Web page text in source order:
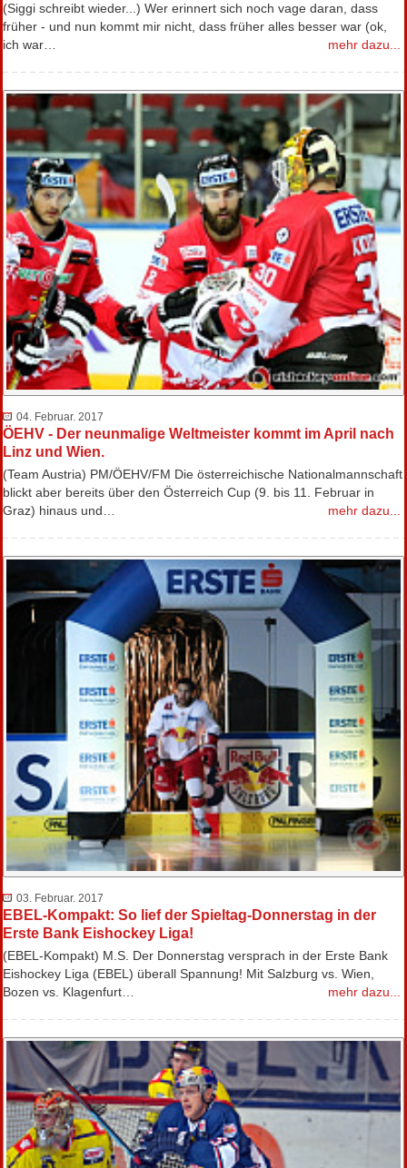
(Siggi schreibt wieder...) Wer erinnert sich noch vage daran, dass
früher - und nun kommt mir nicht, dass früher alles besser war (ok,
ich war…
mehr dazu...
04. Februar. 2017
ÖEHV - Der neunmalige Weltmeister kommt im April nach
Linz und Wien.
(Team Austria) PM/ÖEHV/FM Die österreichische Nationalmannschaft
blickt aber bereits über den Österreich Cup (9. bis 11. Februar in
Graz) hinaus und…
mehr dazu...
03. Februar. 2017
EBEL-Kompakt: So lief der Spieltag-Donnerstag in der
Erste Bank Eishockey Liga!
(EBEL-Kompakt) M.S. Der Donnerstag versprach in der Erste Bank
Eishockey Liga (EBEL) überall Spannung! Mit Salzburg vs. Wien,
Bozen vs. Klagenfurt…
mehr dazu...